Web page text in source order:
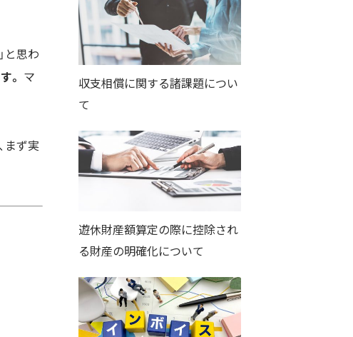
と思わ
。 マ
まず実
収支相償に関する諸課題につい
て
遊休財産額算定の際に控除され
る財産の明確化について